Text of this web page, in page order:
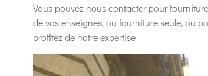
Vous pouvez nous contacter pour
de vos enseignes, ou fourniture seule, ou
profitez de notre expertise